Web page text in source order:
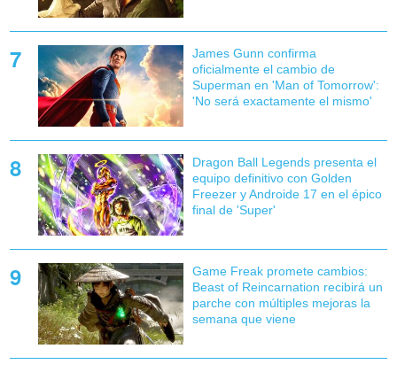
James Gunn confirma
oficialmente el cambio de
Superman en 'Man of Tomorrow':
'No será exactamente el mismo'
Dragon Ball Legends presenta el
equipo definitivo con Golden
Freezer y Androide 17 en el épico
final de 'Super'
Game Freak promete cambios:
Beast of Reincarnation recibirá un
parche con múltiples mejoras la
semana que viene